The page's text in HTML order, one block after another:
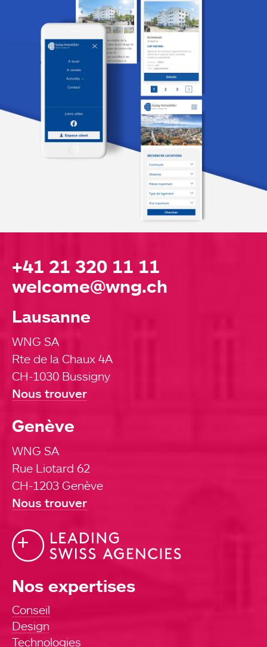
+41 21 320 11 11
welcome@wng.ch
Lausanne
WNG SA
Rte de la Chaux 4A
CH-1030 Bussigny
Nous trouver
Genève
WNG SA
Rue Liotard 62
CH-1203 Genève
Nous trouver
Nos expertises
Conseil
Design
Technologies